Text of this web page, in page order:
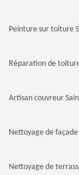
Peinture sur toiture
Réparation de
Artisan couvreur
Nettoyage de
Nettoyage de